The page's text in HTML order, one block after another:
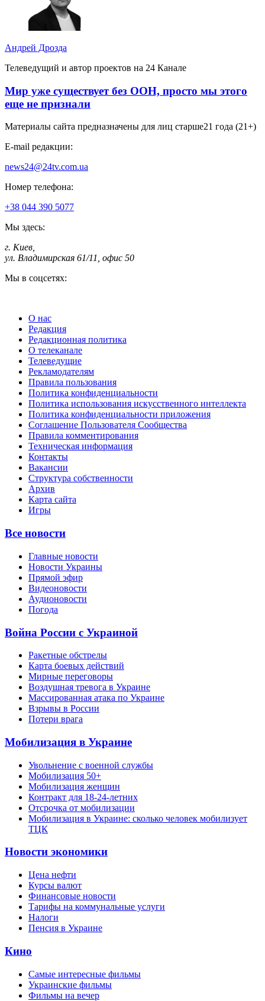
Андрей Дрозда
Телеведущий и автор проектов на 24 Канале
Мир уже существует без ООН, просто мы этого
еще не признали
Материалы сайта предназначены для лиц старше21 года (21+)
E-mail редакции:
news24@24tv.com.ua
Номер телефона:
+38 044 390 5077
Мы здесь:
г. Киев
ул. Владимирская 61/11, офис 50
Мы в соцсетях:
О нас
Редакция
Редакционная политика
О телеканале
Телеведущие
Рекламодателям
Правила пользования
Политика конфиденциальности
Политика использования искусственного интеллекта
Политика конфиденциальности приложения
Соглашение Пользователя Сообщества
Правила комментирования
Техническая информация
Контакты
Вакансии
Структура собственности
Архив
Карта сайта
Игры
Все новости
Главные новости
Новости Украины
Прямой эфир
Видеоновости
Аудионовости
Погода
Война России с Украиной
Ракетные обстрелы
Карта боевых действий
Мирные переговоры
Воздушная тревога в Украине
Массированная атака по Украине
Взрывы в России
Потери врага
Мобилизация в Украине
Увольнение с военной службы
Мобилизация 50+
Мобилизация женщин
Контракт для 18-24-летних
Отсрочка от мобилизации
Мобилизация в Украине: сколько человек мобилизует
ТЦК
Новости экономики
Цена нефти
Курсы валют
Финансовые новости
Тарифы на коммунальные услуги
Налоги
Пенсия в Украине
Кино
Самые интересные фильмы
Украинские фильмы
Фильмы на вечер